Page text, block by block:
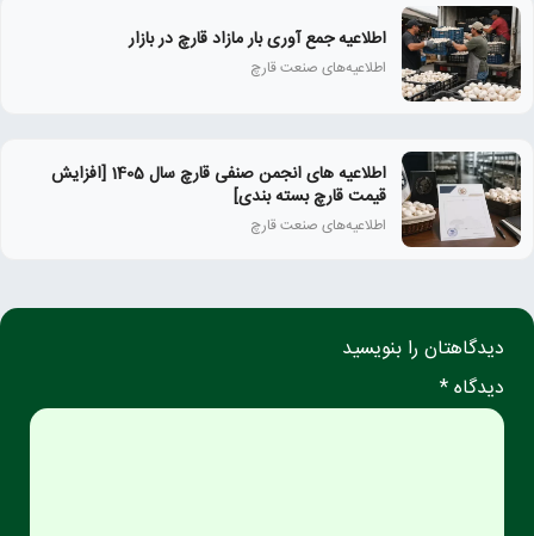
اطلاعیه جمع آوری بار مازاد قارچ در بازار
اطلاعیه‌های صنعت قارچ
اطلاعیه های انجمن صنفی قارچ سال 1405 [افزایش
قیمت قارچ بسته بندی]
اطلاعیه‌های صنعت قارچ
دیدگاهتان را بنویسید
دیدگاه *